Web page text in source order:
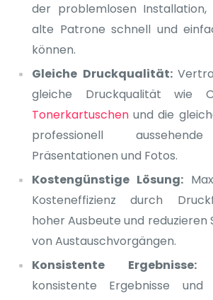
der problemlosen Installation,
alte Patrone schnell und
können.
Gleiche Druckqualität:
gleiche Druckqualität wie
Tonerkartuschen und die
professionell
Präsentationen und Fotos.
Kostengünstige Lösung:
Kosteneffizienz durch
hoher Ausbeute und reduzieren
von Austauschvorgängen.
Konsistente Ergebnisse:
konsistente Ergebnisse und